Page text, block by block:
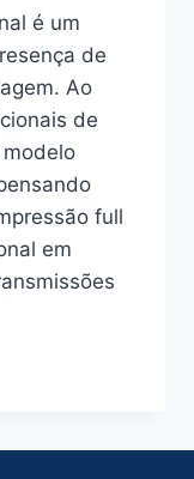
é um
de
Ao
de
full
em